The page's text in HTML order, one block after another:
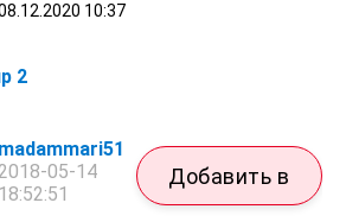
10:37
2
madammari51
05-14
18:52:51
Добавить в